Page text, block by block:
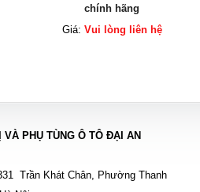
chính hãng
Giá: Vui lòng liên hệ
PHỤ TÙNG Ô TÔ ĐẠI AN
Trần Khát Chân, Phường Thanh